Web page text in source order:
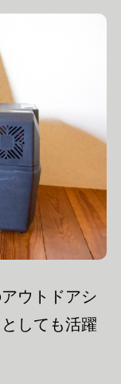
ウトドアシ
しても活躍